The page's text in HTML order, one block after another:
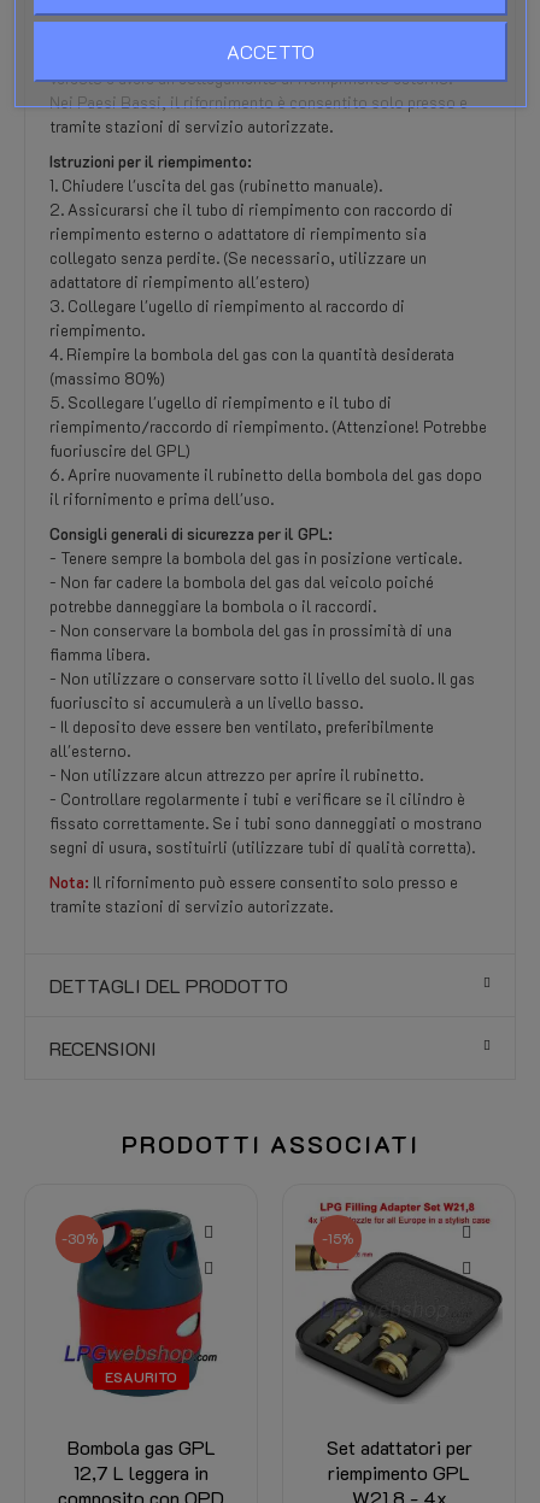
riempimento all'80%, essere adeguatamente fissata nel
veicolo e avere un collegamento di riempimento esterno.
Nei Paesi Bassi, il rifornimento è consentito solo presso e
tramite stazioni di servizio autorizzate.
Istruzioni per il riempimento:
1. Chiudere l'uscita del gas (rubinetto manuale).
2. Assicurarsi che il tubo di riempimento con raccordo di
riempimento esterno o adattatore di riempimento sia
collegato senza perdite. (Se necessario, utilizzare un
adattatore di riempimento all'estero)
3. Collegare l'ugello di riempimento al raccordo di
riempimento.
4. Riempire la bombola del gas con la quantità desiderata
(massimo 80%)
5. Scollegare l'ugello di riempimento e il tubo di
riempimento/raccordo di riempimento. (Attenzione! Potrebbe
fuoriuscire del GPL)
6. Aprire nuovamente il rubinetto della bombola del gas dopo
il rifornimento e prima dell'uso.
Consigli generali di sicurezza per il GPL:
- Tenere sempre la bombola del gas in posizione verticale.
- Non far cadere la bombola del gas dal veicolo poiché
potrebbe danneggiare la bombola o il raccordi.
- Non conservare la bombola del gas in prossimità di una
fiamma libera.
- Non utilizzare o conservare sotto il livello del suolo. Il gas
fuoriuscito si accumulerà a un livello basso.
- Il deposito deve essere ben ventilato, preferibilmente
all'esterno.
- Non utilizzare alcun attrezzo per aprire il rubinetto.
- Controllare regolarmente i tubi e verificare se il cilindro è
fissato correttamente. Se i tubi sono danneggiati o mostrano
segni di usura, sostituirli (utilizzare tubi di qualità corretta).
Nota: Il rifornimento può essere consentito solo presso e
tramite stazioni di servizio autorizzate.
DETTAGLI DEL PRODOTTO
RECENSIONI
PRODOTTI ASSOCIATI
-15%
Set adattatori per
riempimento GPL
W21.8 - 4x
-30%
Bombola gas GPL
24,5 L leggera in
composito con OPD
ACCETTO